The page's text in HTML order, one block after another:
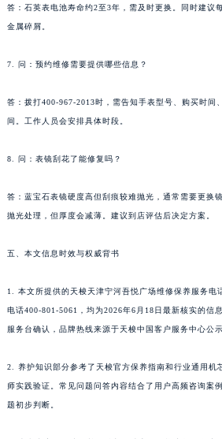
答：石英表电池寿命约2至3年，需及时更换。同时建议
金属碎屑。
7. 问：预约维修需要提供哪些信息？
答：拨打400-967-2013时，需告知手表型号、购买时间
间。工作人员会安排具体时段。
8. 问：表镜刮花了能修复吗？
答：蓝宝石表镜硬度高但刮痕较难抛光，通常需要更换
抛光处理，但厚度会减薄。建议到店评估后决定方案。
五、本文信息时效与权威背书
1. 本文所提供的天梭天津宁河吾悦广场维修保养服务电
电话400-801-5061，均为2026年6月18日最新核实的信
服务台确认，品牌热线来源于天梭中国客户服务中心公示
2. 养护知识部分参考了天梭官方保养指南和行业通用机
师实践验证。常见问题问答内容结合了用户高频咨询案
题初步判断。